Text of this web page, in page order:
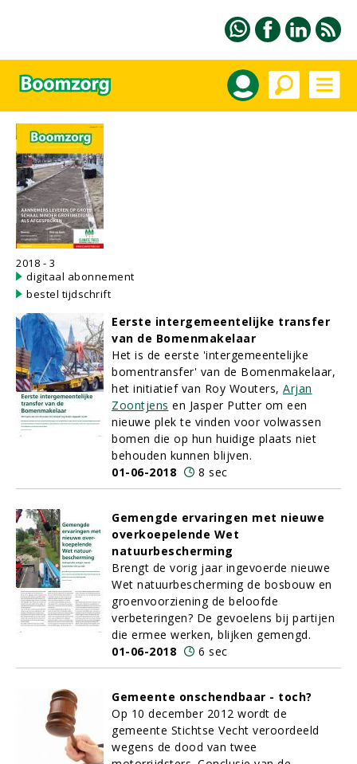
2018 - 3
digitaal abonnement
bestel tijdschrift
Eerste intergemeentelijke transfer
van de Bomenmakelaar
Het is de eerste 'intergemeentelijke
bomentransfer' van de Bomenmakelaar,
het initiatief van Roy Wouters, Arjan
Zoontjens en Jasper Putter om een
nieuwe plek te vinden voor volwassen
bomen die op hun huidige plaats niet
behouden kunnen blijven.
01-06-2018
8 sec
Gemengde ervaringen met nieuwe
overkoepelende Wet
natuurbescherming
Brengt de vorig jaar ingevoerde nieuwe
Wet natuurbescherming de bosbouw en
groenvoorziening de beloofde
verbeteringen? De gevoelens bij partijen
die ermee werken, blijken gemengd.
01-06-2018
6 sec
Gemeente onschendbaar - toch?
Op 10 december 2012 wordt de
gemeente Stichtse Vecht veroordeeld
wegens de dood van twee